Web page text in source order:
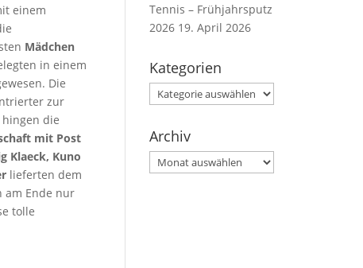
einem
Mädchen
in einem
Die
zur
die
mit Post
Klaeck, Kuno
lieferten dem
am Ende nur
tolle
Tennis – Frühjahrsputz
2026 19. April 2026
Kategorien
Kategorien
Archiv
Archiv